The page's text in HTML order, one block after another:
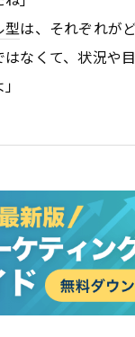
型は、それぞれが
なくて、状況や